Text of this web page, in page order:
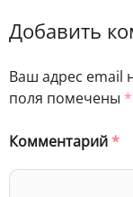
Добавить
Ваш адрес email
поля помечены *
Комментарий*